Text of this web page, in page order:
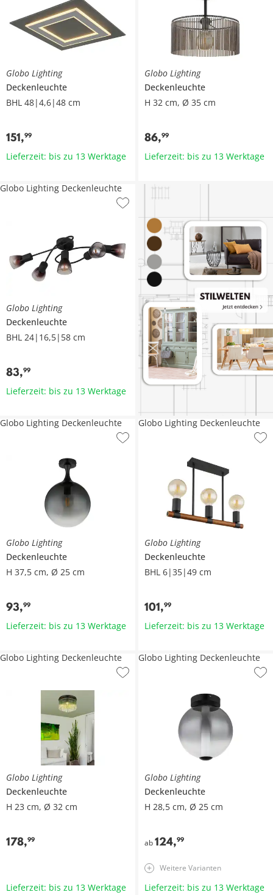
Globo Lighting
Deckenleuchte
BHL 48|4,6|48 cm
151,99
Lieferzeit: bis zu 13 Werktage
Globo Lighting
Deckenleuchte
H 32 cm, Ø 35 cm
86,99
Lieferzeit: bis zu 13 Werktage
Globo Lighting
Deckenleuchte
BHL 24|16,5|58 cm
83,99
Globo Lighting Deckenleuchte
Lieferzeit: bis zu 13 Werktage
Globo Lighting
Deckenleuchte
H 37,5 cm, Ø 25 cm
93,99
Globo Lighting Deckenleuchte
Lieferzeit: bis zu 13 Werktage
Globo Lighting
Deckenleuchte
BHL 6|35|49 cm
101,99
Globo Lighting Deckenleuchte
Lieferzeit: bis zu 13 Werktage
Globo Lighting
Deckenleuchte
H 23 cm, Ø 32 cm
178,99
Globo Lighting Deckenleuchte
Lieferzeit: bis zu 13 Werktage
Globo Lighting
Deckenleuchte
H 28,5 cm, Ø 25 cm
ab 124,99
Globo Lighting Deckenleuchte
Weitere Varianten
Lieferzeit: bis zu 13 Werktage